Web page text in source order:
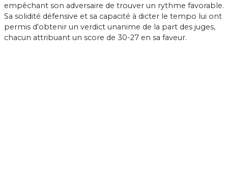
empêchant son adversaire de trouver un rythme favorable.
Sa solidité défensive et sa capacité à dicter le tempo lui ont
permis d'obtenir un verdict unanime de la part des juges,
chacun attribuant un score de 30-27 en sa faveur.